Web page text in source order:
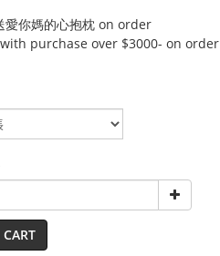
愛你媽的心抱枕 on order
purchase over $3000- on order